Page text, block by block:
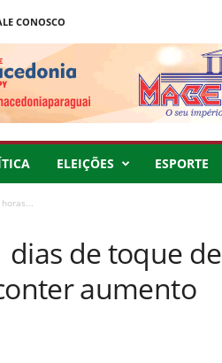
CONOSCO
ELEIÇÕES ESPORTE
dias de toque de
aumento